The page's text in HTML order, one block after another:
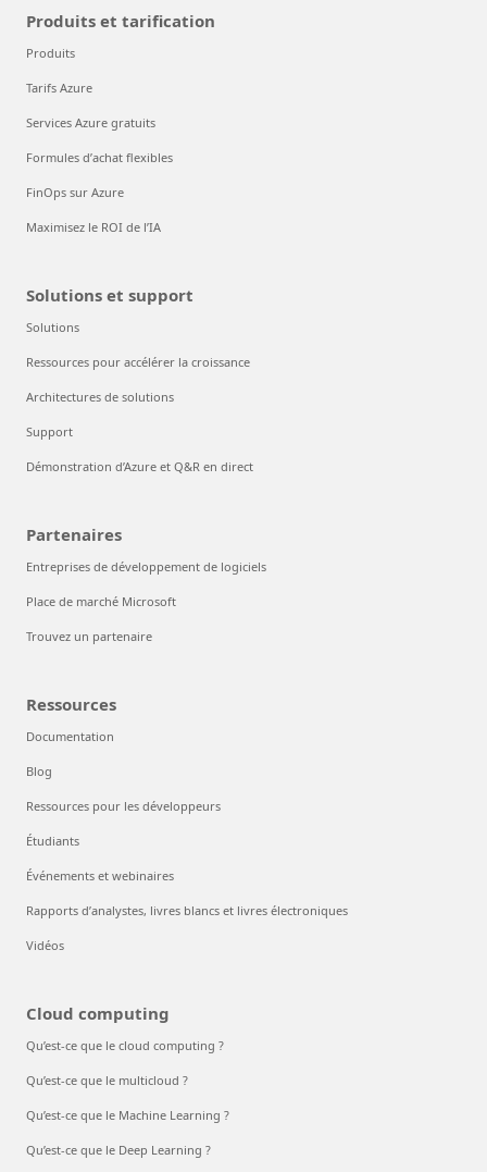
Produits et tarification
Produits
Tarifs Azure
Services Azure gratuits
Formules d’achat flexibles
FinOps sur Azure
Maximisez le ROI de l’IA
Solutions et support
Solutions
Ressources pour accélérer la croissance
Architectures de solutions
Support
Démonstration d’Azure et Q&R en direct
Partenaires
Entreprises de développement de logiciels
Place de marché Microsoft
Trouvez un partenaire
Ressources
Documentation
Blog
Ressources pour les développeurs
Étudiants
Événements et webinaires
Rapports d’analystes, livres blancs et livres électroniques
Vidéos
Cloud computing
Qu’est-ce que le cloud computing ?
Qu’est-ce que le multicloud ?
Qu’est-ce que le Machine Learning ?
Qu’est-ce que le Deep Learning ?